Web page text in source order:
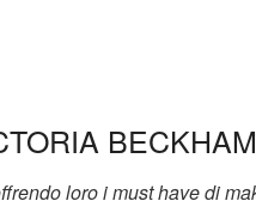
loro i must have di